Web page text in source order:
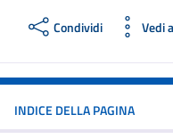
Condividi Vedi
INDICE DELLA PAGINA